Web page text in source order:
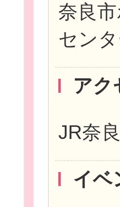
相談
奈良
セン
アク
JR奈
イベ